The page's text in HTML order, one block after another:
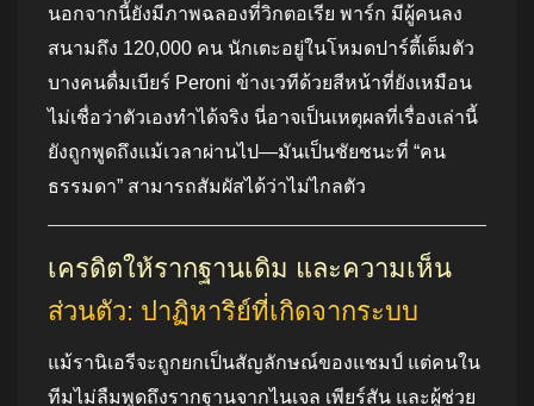
นอกจากนี้ยังมีภาพฉลองที่วิกตอเรีย พาร์ก มีผู้คนลง
สนามถึง 120,000 คน นักเตะอยู่ในโหมดปาร์ตี้เต็มตัว
บางคนดื่มเบียร์ Peroni ข้างเวทีด้วยสีหน้าที่ยังเหมือน
ไม่เชื่อว่าตัวเองทำได้จริง นี่อาจเป็นเหตุผลที่เรื่องเล่านี้
ยังถูกพูดถึงแม้เวลาผ่านไป—มันเป็นชัยชนะที่ “คน
ธรรมดา” สามารถสัมผัสได้ว่าไม่ไกลตัว
เครดิตให้รากฐานเดิม และความเห็น
ส่วนตัว: ปาฏิหาริย์ที่เกิดจากระบบ
แม้รานิเอรีจะถูกยกเป็นสัญลักษณ์ของแชมป์ แต่คนใน
ทีมไม่ลืมพูดถึงรากฐานจากไนเจล เพียร์สัน และผู้ช่วย